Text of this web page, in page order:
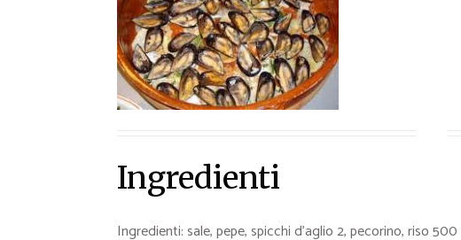
Ricette Piatti unici
Ricette Pesce
Video Ricette
Ingredienti
Ingredienti: sale, pepe, spicchi d’aglio 2, pecorino, riso